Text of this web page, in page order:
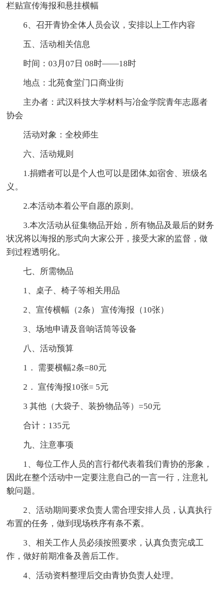
栏贴宣传海报和悬挂横幅
6、召开青协全体人员会议，安排以上工作内容
五、活动相关信息
时间：03月07日 08时——18时
地点：北苑食堂门口商业街
主办者：武汉科技大学材料与冶金学院青年志愿者
协会
活动对象：全校师生
六、活动规则
1.捐赠者可以是个人也可以是团体,如宿舍、班级名
义。
2.本活动本着公平自愿的原则。
3.本次活动从征集物品开始，所有物品及最后的财务
状况将以海报的形式向大家公开，接受大家的监督，做
到过程透明化。
七、所需物品
1、桌子、椅子等相关用品
2、宣传横幅（2条） 宣传海报（10张）
3、场地申请及音响话筒等设备
八、活动预算
1． 需要横幅2条=80元
2． 宣传海报10张= 5元
3 其他（大袋子、装扮物品等）=50元
合计：135元
九、注意事项
1、每位工作人员的言行都代表着我们青协的形象，
因此在整个活动中一定要注意自己的一言一行，注意礼
貌问题。
2、活动期间要求负责人需合理安排人员，认真执行
布置的任务，做到现场秩序有条不紊。
3、相关工作人员必须按照要求，认真负责完成工
作，做好前期准备及善后工作。
4、活动资料整理后交由青协负责人处理。